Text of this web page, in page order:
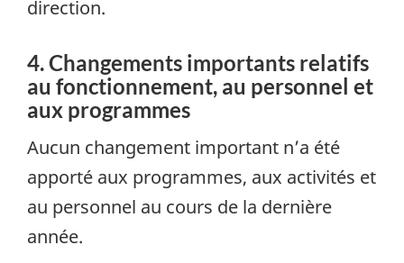
direction.
4. Changements importants relatifs
au fonctionnement, au personnel et
aux programmes
Aucun changement important n’a été
apporté aux programmes, aux activités et
au personnel au cours de la dernière
année.